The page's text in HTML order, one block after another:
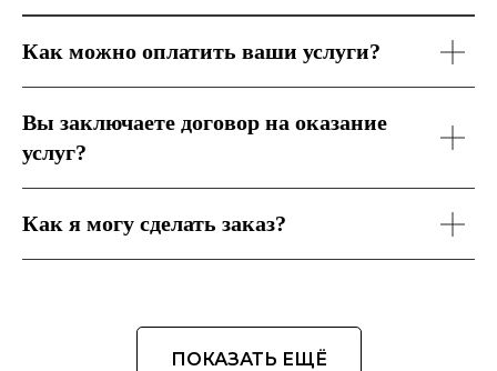
Как можно оплатить ваши услуги?
Вы заключаете договор на оказание
услуг?
Как я могу сделать заказ?
ПОКАЗАТЬ ЕЩЁ